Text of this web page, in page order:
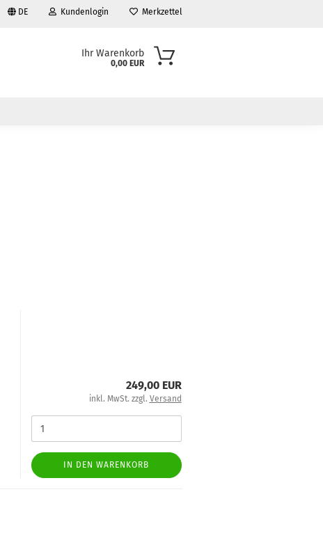
DE Kundenlogin Merkzettel
Ihr Warenkorb
0,00 EUR
249,00 EUR
inkl. MwSt. zzgl. Versand
IN DEN WARENKORB